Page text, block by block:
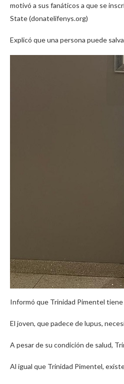
motivó a sus fanáticos a que se
State (donatelifenys.org)
Explicó que una persona puede
Informó que Trinidad Pimentel
El joven, que padece de lupus,
A pesar de su condición de salud,
Al igual que Trinidad Pimentel,